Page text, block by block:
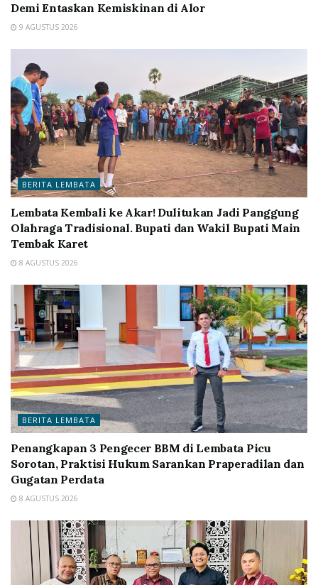
Demi Entaskan Kemiskinan di Alor
9 AGUSTUS 2026
BERITA LEMBATA
Lembata Kembali ke Akar! Dulitukan Jadi Panggung
Olahraga Tradisional. Bupati dan Wakil Bupati Main
Tembak Karet
8 AGUSTUS 2026
BERITA LEMBATA
Penangkapan 3 Pengecer BBM di Lembata Picu
Sorotan, Praktisi Hukum Sarankan Praperadilan dan
Gugatan Perdata
8 AGUSTUS 2026